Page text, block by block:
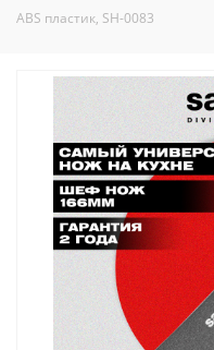
ABS пластик, SH-0083